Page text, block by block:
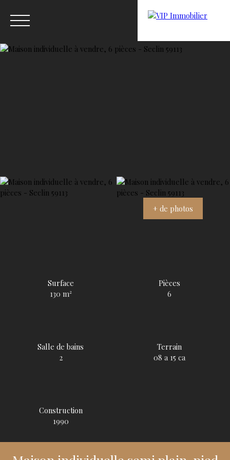
Estimation
+ de photos
Surface
130 m²
Pièces
6
Salle de bains
2
Terrain
08 a 15 ca
Construction
1990